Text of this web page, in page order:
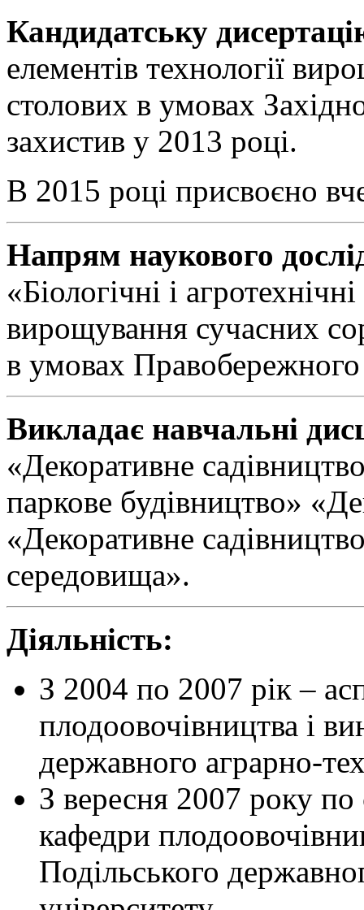
Кандидатську
елементів технології
столових в умовах
захистив у 2013 році.
В 2015 році присвоєно
Напрям наукового
«Біологічні і
вирощування сучасних
в умовах
Викладає навчальні
«Декоративне
паркове будівництво»
«Декоративне
середовища».
Діяльність:
З 2004 по 2007 рік –
плодоовочівництва і
державного аграрно-
З вересня 2007 року
кафедри
Подільського